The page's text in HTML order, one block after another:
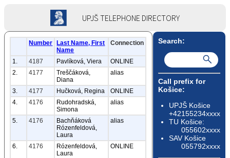
UPJŠ TELEPHONE DIRECTORY
Number
Last Name, First
Name
Connection
1. 4187 Pavlíková, Viera
ONLINE
2.
4177
Treščáková,
Diana
alias
3. 4177 Hučková, Regina
ONLINE
4.
4176
Rudohradská,
Simona
alias
5. 4176
Bachňáková
Rózenfeldová,
Laura
alias
6. 4176
Rózenfeldová,
Laura
ONLINE
Search:
Call prefix for
Košice:
UPJŠ Košice
+42155234xxxx
TU Košice:
055602xxxx
SAV Košice
055792xxxx